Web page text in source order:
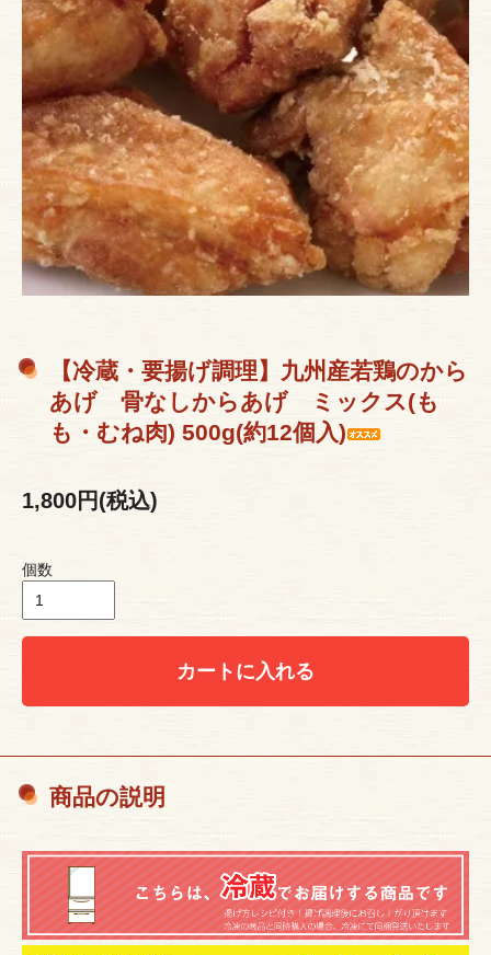
【冷蔵・要揚げ調理】九州産若鶏のから
あげ 骨なしからあげ ミックス(も
も・むね肉) 500g(約12個入)
1,800円(税込)
個数
カートに入れる
商品の説明